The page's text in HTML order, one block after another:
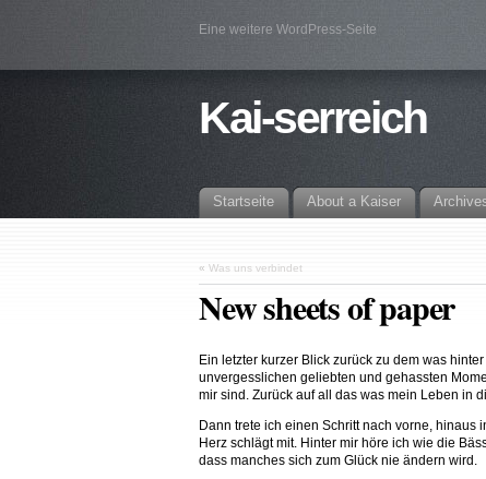
Eine weitere WordPress-Seite
Kai-serreich
Startseite About a Kaiser
« Was uns verbindet
New sheets of paper
Ein letzter kurzer Blick zurück zu dem was
unvergesslichen geliebten und gehassten
mir sind. Zurück auf all das was mein Leben in
Dann trete ich einen Schritt nach vorne, hinaus
Herz schlägt mit. Hinter mir höre ich wie die
dass manches sich zum Glück nie ändern wird.